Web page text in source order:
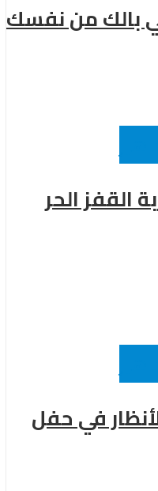
بالك من نفسك
القفز الحر
في حفل